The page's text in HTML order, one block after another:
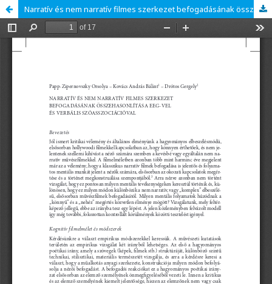
Narratív és nem narratív filmes szerkezet befogadásának összehasonlítása EEG-vel és verbális szóasszociációval